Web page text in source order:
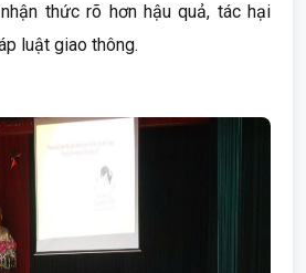
thức rõ hơn hậu quả, tác hại
luật giao thông.